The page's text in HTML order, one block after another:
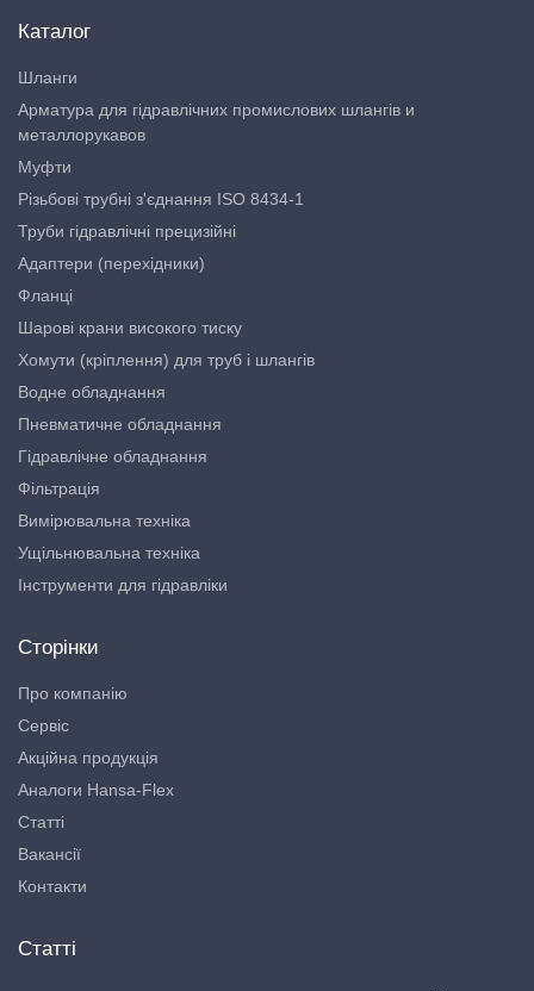
Каталог
Шланги
Арматура для гідравлічних промислових шлангів и
металлорукавов
Муфти
Різьбові трубні з'єднання ISO 8434-1
Труби гідравлічні прецизійні
Адаптери (перехідники)
Фланці
Шарові крани високого тиску
Хомути (кріплення) для труб і шлангів
Водне обладнання
Пневматичне обладнання
Гідравлічне обладнання
Фільтрація
Вимірювальна техніка
Ущільнювальна техніка
Інструменти для гідравліки
Сторінки
Про компанію
Сервіс
Акційна продукція
Аналоги Hansa-Flex
Статті
Вакансії
Контакти
Статті